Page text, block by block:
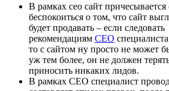
В рамках сео сайт
беспокоиться о том, что сайт
будет продавать – если следовать
рекомендациям СЕО
то с сайтом ну просто не может
уж тем более, он не должен
приносить никаких лидов.
В рамках СЕО специалист